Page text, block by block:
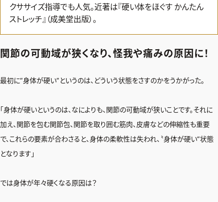
クササイズ指導でも人気。近著は『硬い体をほぐす かんたん
ストレッチ』（成美堂出版）。
関節の可動域が狭くなり、怪我や痛みの原因に！
最初に“身体が硬い”というのは、どういう状態をさすのかをうかがった。
「身体が硬いというのは、なによりも、関節の可動域が狭いことです。それに
加え、関節を包む関節包、関節を取り囲む筋肉、皮膚などの伸縮性も重要
で、これらの要素が合わさると、身体の柔軟性は失われ、〝身体が硬い”状態
となります」
では身体が年々硬くなる原因は？